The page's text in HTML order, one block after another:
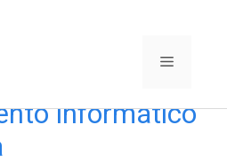
Menú
informático